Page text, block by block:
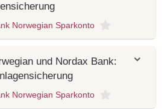
Norwegian Sparkonto
und Nordax Bank:
Norwegian Sparkonto